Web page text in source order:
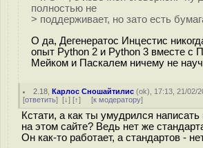
полностью не
> поддерживает, но зато есть
О да, Дегенератос Инцестис
опыт Python 2 и Python 3 вместе с
Мейком и Паскалем ничему не
2.18 ,Карлос Сношайтилис (ok), 17:13, 21/02/
[ответить] [↓] [↑] [к модератору]
Кстати, а как ты умудрился
на этом сайте? Ведь нет же
Он как-то работает, а стандартов -